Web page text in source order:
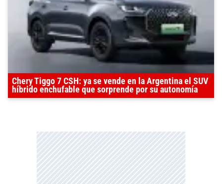
Chery Tiggo 7 CSH: ya se vende en la Argentina el SUV
híbrido enchufable que sorprende por su autonomía